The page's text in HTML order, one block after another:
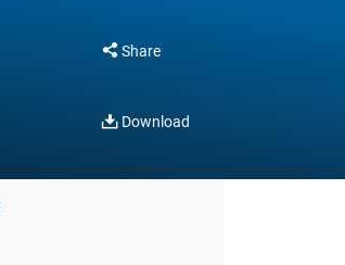
Share
Download